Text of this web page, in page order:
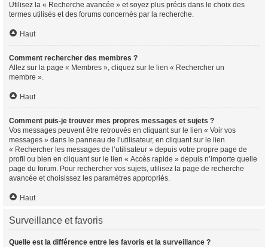
Utilisez la « Recherche avancée » et soyez plus précis dans le choix des
termes utilisés et des forums concernés par la recherche.
Haut
Comment rechercher des membres ?
Allez sur la page « Membres », cliquez sur le lien « Rechercher un
membre ».
Haut
Comment puis-je trouver mes propres messages et sujets ?
Vos messages peuvent être retrouvés en cliquant sur le lien « Voir vos
messages » dans le panneau de l’utilisateur, en cliquant sur le lien
« Rechercher les messages de l’utilisateur » depuis votre propre page de
profil ou bien en cliquant sur le lien « Accès rapide » depuis n’importe quelle
page du forum. Pour rechercher vos sujets, utilisez la page de recherche
avancée et choisissez les paramètres appropriés.
Haut
Surveillance et favoris
Quelle est la différence entre les favoris et la surveillance ?